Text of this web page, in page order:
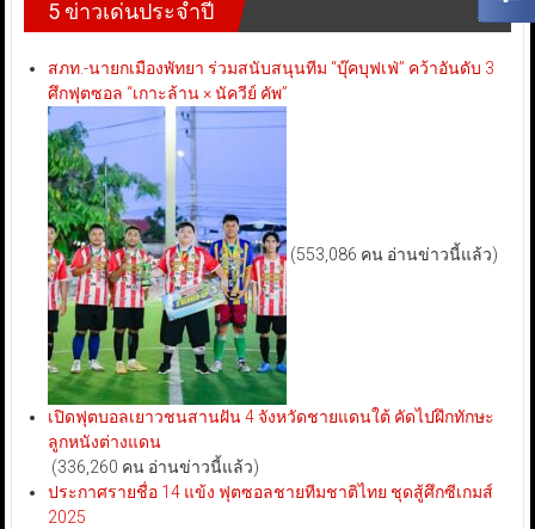
5 ข่าวเด่นประจำปี
สภท.-นายกเมืองพัทยา ร่วมสนับสนุนทีม “บุ๊คบุฟเฟ่” คว้าอันดับ 3
ศึกฟุตซอล “เกาะล้าน × นัควีย์ คัพ”
(553,086 คน อ่านข่าวนี้แล้ว)
เปิดฟุตบอลเยาวชนสานฝัน 4 จังหวัดชายแดนใต้ คัดไปฝึกทักษะ
ลูกหนังต่างแดน
(336,260 คน อ่านข่าวนี้แล้ว)
ประกาศรายชื่อ 14 แข้ง ฟุตซอลชายทีมชาติไทย ชุดสู้ศึกซีเกมส์
2025